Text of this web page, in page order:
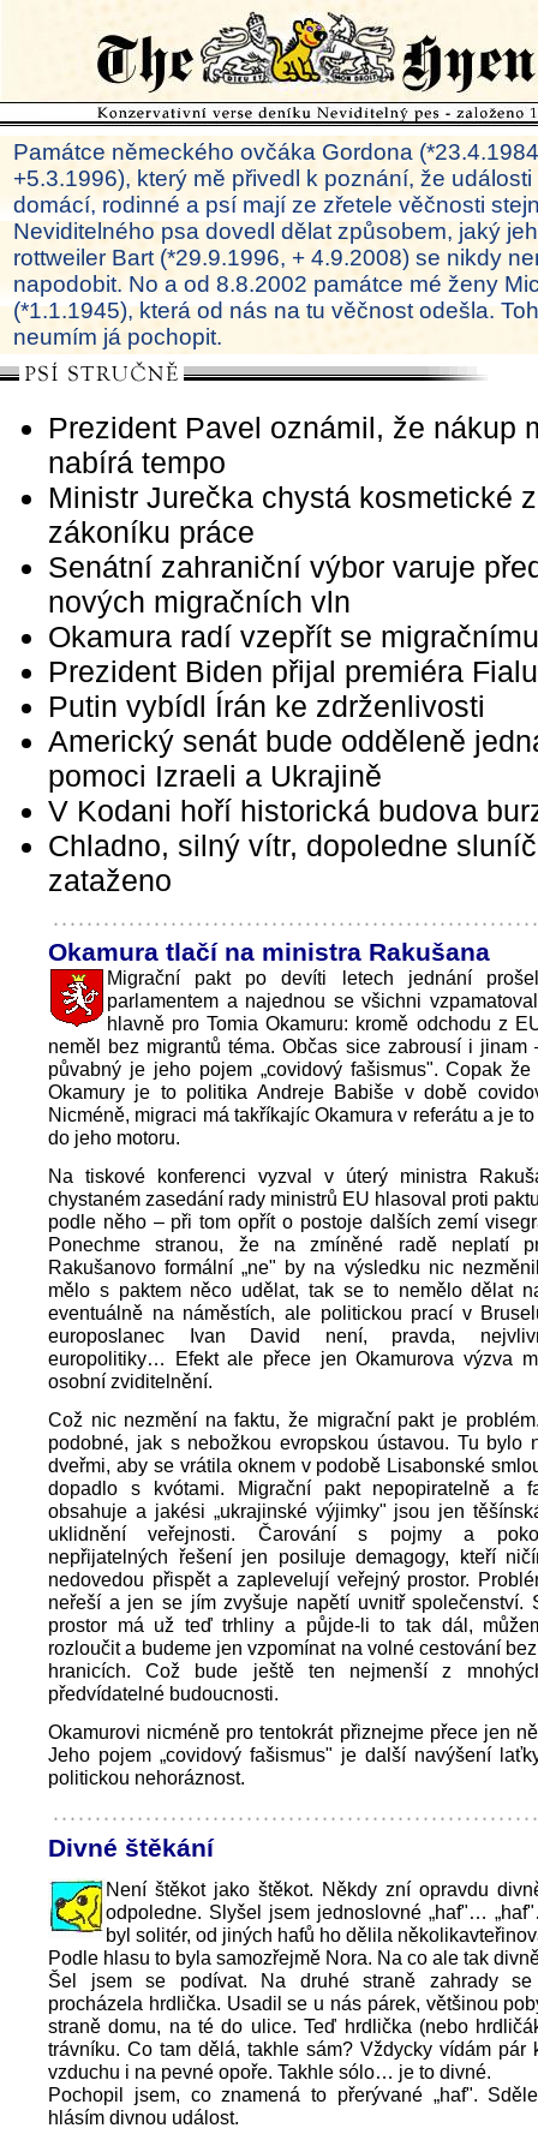
Památce německého ovčáka Gordona
+5.3.1996), který mě přivedl k poznání, že
domácí, rodinné a psí mají ze zřetele věčnosti
Neviditelného psa dovedl dělat způsobem, jaký
rottweiler Bart (*29.9.1996, + 4.9.2008) se nikdy
napodobit. No a od 8.8.2002 památce mé ženy
(*1.1.1945), která od nás na tu věčnost odešla.
neumím já pochopit.
Prezident Pavel oznámil, že nákup
nabírá tempo
Ministr Jurečka chystá kosmetické
zákoníku práce
Senátní zahraniční výbor varuje
nových migračních vln
Okamura radí vzepřít se
Prezident Biden přijal premiéra Fialu
Putin vybídl Írán ke zdrženlivosti
Americký senát bude odděleně
pomoci Izraeli a Ukrajině
V Kodani hoří historická budova
Chladno, silný vítr, dopoledne
zataženo
Okamura tlačí na ministra Rakušana
Migrační pakt po devíti letech jednání
parlamentem a najednou se všichni
hlavně pro Tomia Okamuru: kromě odchodu z
neměl bez migrantů téma. Občas sice zabrousí i jinam
půvabný je jeho pojem „covidový fašismus". Copak
Okamury je to politika Andreje Babiše v době
Nicméně, migraci má takříkajíc Okamura v referátu a je
do jeho motoru.
Na tiskové konferenci vyzval v úterý ministra
chystaném zasedání rady ministrů EU hlasoval proti
podle něho – při tom opřít o postoje dalších zemí
Ponechme stranou, že na zmíněné radě neplatí
Rakušanovo formální „ne" by na výsledku nic
mělo s paktem něco udělat, tak se to nemělo dělat
eventuálně na náměstích, ale politickou prací v
europoslanec Ivan David není, pravda,
europolitiky… Efekt ale přece jen Okamurova výzva
osobní zviditelnění.
Což nic nezmění na faktu, že migrační pakt je
podobné, jak s nebožkou evropskou ústavou. Tu bylo
dveřmi, aby se vrátila oknem v podobě Lisabonské
dopadlo s kvótami. Migrační pakt nepopiratelně a
obsahuje a jakési „ukrajinské výjimky" jsou jen
uklidnění veřejnosti. Čarování s pojmy a
nepřijatelných řešení jen posiluje demagogy, kteří
nedovedou přispět a zaplevelují veřejný prostor.
neřeší a jen se jím zvyšuje napětí uvnitř společenství.
prostor má už teď trhliny a půjde-li to tak dál,
rozloučit a budeme jen vzpomínat na volné cestování
hranicích. Což bude ještě ten nejmenší z
předvídatelné budoucnosti.
Okamurovi nicméně pro tentokrát přiznejme přece jen
Jeho pojem „covidový fašismus" je další navýšení
politickou nehoráznost.
Divné štěkání
Není štěkot jako štěkot. Někdy zní opravdu
odpoledne. Slyšel jsem jednoslovné „haf"…
byl solitér, od jiných hafů ho dělila
Podle hlasu to byla samozřejmě Nora. Na co ale tak
Šel jsem se podívat. Na druhé straně zahrady
procházela hrdlička. Usadil se u nás párek, většinou
straně domu, na té do ulice. Teď hrdlička (nebo
trávníku. Co tam dělá, takhle sám? Vždycky vídám pár
vzduchu i na pevné opoře. Takhle sólo… je to divné.
Pochopil jsem, co znamená to přerývané „haf".
hlásím divnou událost.